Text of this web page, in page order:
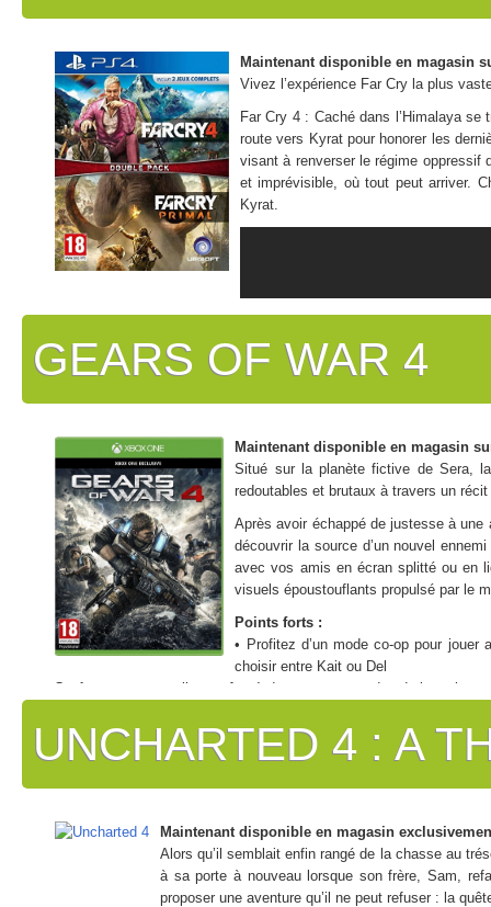
Maintenant disponible en magasin
Vivez l’expérience Far Cry la plus
Far Cry 4 : Caché dans l’Himalaya
route vers Kyrat pour honorer les
visant à renverser le régime oppressif
et imprévisible, où tout peut arriver.
Kyrat.
Far Cry Primal : Bienvenue à l’âge de pierre, une ère de danger
dominent le monde, et l’humanité est tout en bas de la chaîne
fabriquer de nombreuses armes, à repousser de féroces
prédateur ultime.
GEARS OF WAR 4
Maintenant disponible en magasin
Situé sur la planète fictive de Sera,
redoutables et brutaux à travers un récit
Après avoir échappé de justesse à
découvrir la source d’un nouvel
avec vos amis en écran splitté ou en
visuels époustouflants propulsé par le
Points forts :
• Profitez d’un mode co-op pour
choisir entre Kait ou Del
• Confrontez-vous en ligne grâce à de nouveaux modes de jeux, le
UNCHARTED 4 : A
Maintenant disponible en magasin
Alors qu’il semblait enfin rangé de la chasse au
à sa porte à nouveau lorsque son frère, Sam,
proposer une aventure qu’il ne peut refuser : la